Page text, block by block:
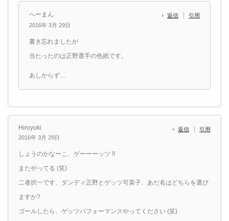
へーまん
2016年 3月 29日
返信 引用
書き忘れましたが
当たったのは正野選手の色紙です。
あしからず…
Hiroyuki
2016年 3月 29日
返信 引用
しょうのかなーこ、ゲーーーッツ !!
またやってる (笑)
二者択一です、ダンディ正野とゲッツ可菜子、あだ名はどちらを選び
ますか?
ゴールしたら、ゲッツパフォーマンスやってください (笑)